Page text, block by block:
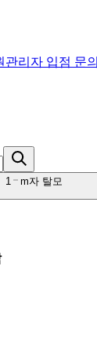
관리자 입점 문의
1 m자 탈모